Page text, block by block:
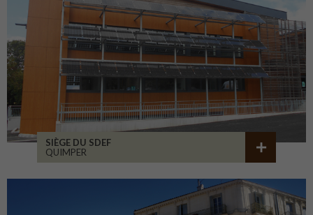
SIÈGE DU SDEF
QUIMPER